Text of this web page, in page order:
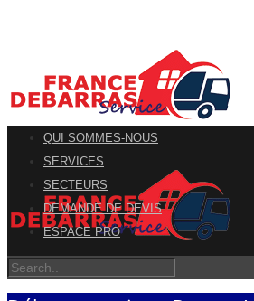
QUI SOMMES-NOUS
SERVICES
SECTEURS
DEMANDE DE DEVIS
ESPACE PRO